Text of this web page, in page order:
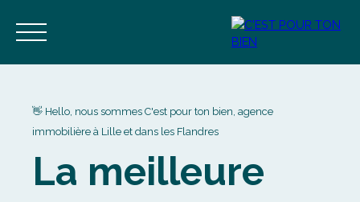
Accueil Acheter Vendre Estimer Blog
👋 Hello, nous sommes C'est pour ton bien, agence
immobilière à Lille et dans les Flandres
La meilleure